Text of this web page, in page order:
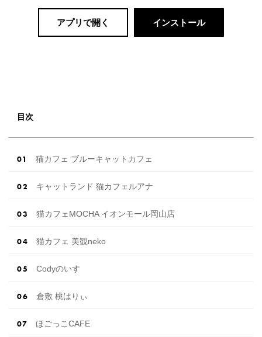
アプリで開く インストール
目次
猫カフェ ブルーキャットカフェ
キャットランド 猫カフェルアナ
猫カフェMOCHA イオンモール岡山店
猫カフェ 美観neko
Codyのいす
倉敷 桃はりぃ
ほごっこCAFE